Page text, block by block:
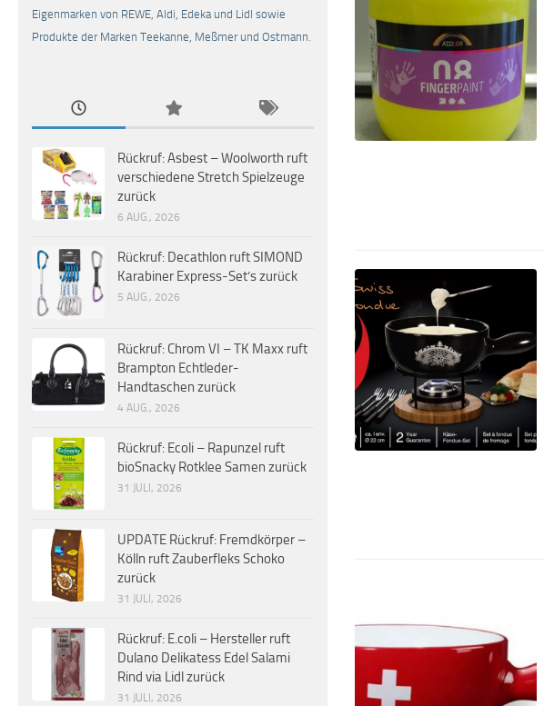
Eigenmarken von REWE, Aldi, Edeka und Lidl sowie
Produkte der Marken Teekanne, Meßmer und Ostmann.
Rückruf: Asbest – Woolworth ruft
verschiedene Stretch Spielzeuge
zurück
6 AUG., 2026
Rückruf: Decathlon ruft SIMOND
Karabiner Express-Set’s zurück
5 AUG., 2026
Rückruf: Chrom VI – TK Maxx ruft
Brampton Echtleder-
Handtaschen zurück
4 AUG., 2026
Rückruf: Ecoli – Rapunzel ruft
bioSnacky Rotklee Samen zurück
31 JULI, 2026
UPDATE Rückruf: Fremdkörper –
Kölln ruft Zauberfleks Schoko
zurück
31 JULI, 2026
Rückruf: E.coli – Hersteller ruft
Dulano Delikatess Edel Salami
Rind via Lidl zurück
31 JULI, 2026